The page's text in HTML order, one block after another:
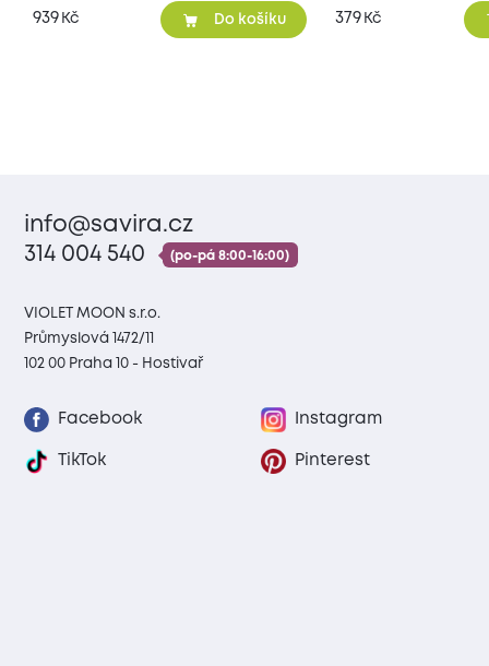
939 Kč Do košíku 379 Kč
info@savira.cz
314 004 540
(po-pá 8:00-16:00)
VIOLET MOON s.r.o.
Průmyslová 1472/11
102 00 Praha 10 - Hostivař
Facebook Instagram
TikTok Pinterest